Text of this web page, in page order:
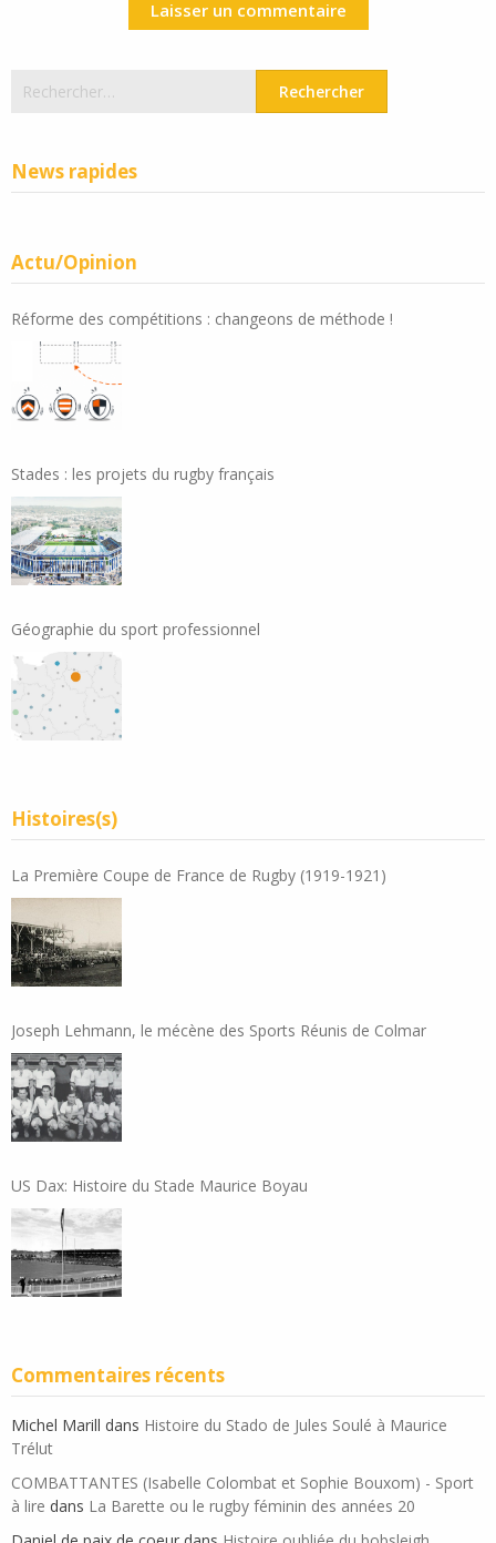
News rapides
Actu/Opinion
Réforme des compétitions : changeons de méthode !
Stades : les projets du rugby français
Géographie du sport professionnel
Histoires(s)
La Première Coupe de France de Rugby (1919-1921)
Joseph Lehmann, le mécène des Sports Réunis de Colmar
US Dax: Histoire du Stade Maurice Boyau
Commentaires récents
Michel Marill dans Histoire du Stado de Jules Soulé à Maurice
Trélut
COMBATTANTES (Isabelle Colombat et Sophie Bouxom) - Sport
à lire dans La Barette ou le rugby féminin des années 20